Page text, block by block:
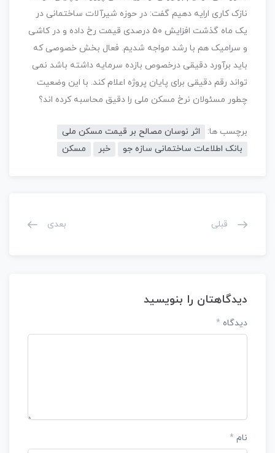
نازک کاری ارایه دهیم گفت: در حوزه شیرآلات ساختمانی در
یک ماه گذشت افزایش ۵۰ درصدی قیمت رخ داده و در کاشی
و سرامیک هم با رشد مواجه شدیم. فعال بخش خصوصی که
باید برآورد دقیقی درخصوص بازده سرمایه داشته باشد نمی
تواند رقم دقیقی برای پایان پروژه اعلام کند. با این وضعیت
چطور مسئولان نرخ مسکن ملی را دقیق محاسبه کرده اند؟
برچسب ها:
اثر نوسان مصالح بر قیمت مسکن ملی
بانک اطلاعات ساختمانی سازه جو
خبر مسکن
قبلی بعدی
دیدگاهتان را بنویسید
دیدگاه *
نام *